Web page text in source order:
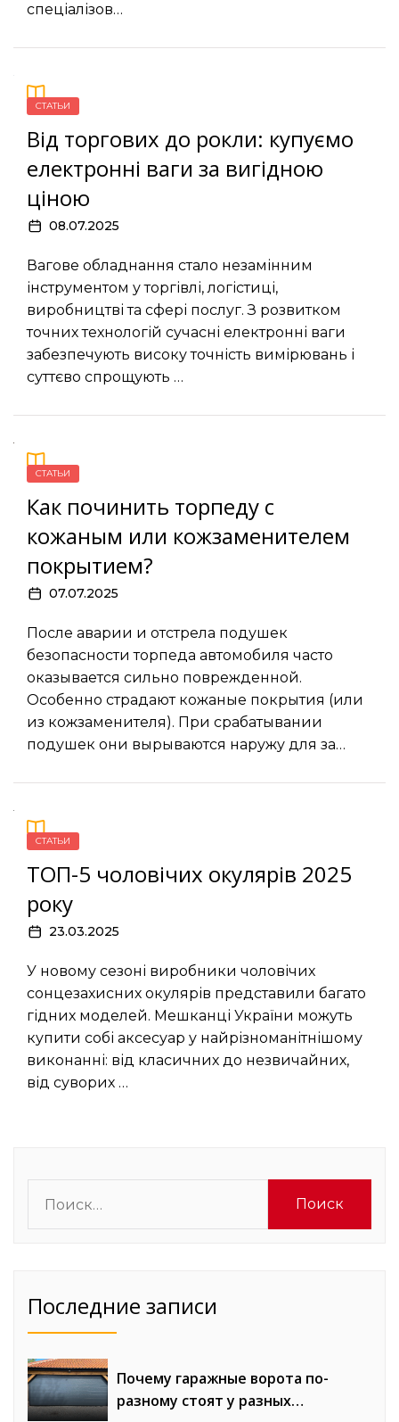
спеціалізов…
СТАТЬИ
Від торгових до рокли: купуємо
електронні ваги за вигідною
ціною
08.07.2025
Вагове обладнання стало незамінним
інструментом у торгівлі, логістиці,
виробництві та сфері послуг. З розвитком
точних технологій сучасні електронні ваги
забезпечують високу точність вимірювань і
суттєво спрощують …
СТАТЬИ
Как починить торпеду с
кожаным или кожзаменителем
покрытием?
07.07.2025
После аварии и отстрела подушек
безопасности торпеда автомобиля часто
оказывается сильно поврежденной.
Особенно страдают кожаные покрытия (или
из кожзаменителя). При срабатывании
подушек они вырываются наружу для за…
СТАТЬИ
ТОП-5 чоловічих окулярів 2025
року
23.03.2025
У новому сезоні виробники чоловічих
сонцезахисних окулярів представили багато
гідних моделей. Мешканці України можуть
купити собі аксесуар у найрізноманітнішому
виконанні: від класичних до незвичайних,
від суворих …
Последние записи
Почему гаражные ворота по-
разному стоят у разных